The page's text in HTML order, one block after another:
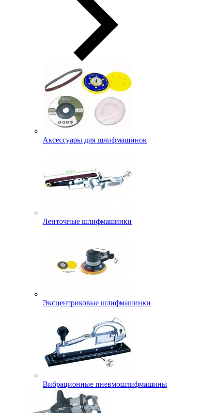
Аксессуары для шлифмашинок
Ленточные шлифмашинки
Эксцентриковые шлифмашинки
Вибрационные пневмошлифмашины